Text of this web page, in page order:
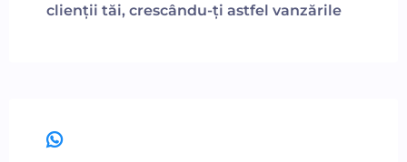
clienții tăi, crescându-ți astfel vanzările